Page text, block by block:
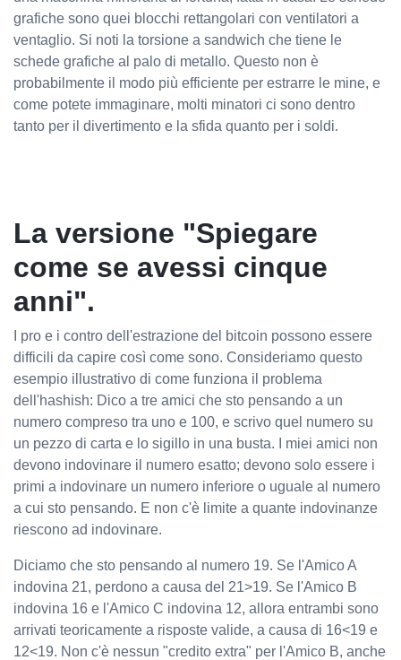
grafiche sono quei blocchi rettangolari con ventilatori a
ventaglio. Si noti la torsione a sandwich che tiene le
schede grafiche al palo di metallo. Questo non è
probabilmente il modo più efficiente per estrarre le mine, e
come potete immaginare, molti minatori ci sono dentro
tanto per il divertimento e la sfida quanto per i soldi.
La versione "Spiegare
come se avessi cinque
anni".
I pro e i contro dell'estrazione del bitcoin possono essere
difficili da capire così come sono. Consideriamo questo
esempio illustrativo di come funziona il problema
dell'hashish: Dico a tre amici che sto pensando a un
numero compreso tra uno e 100, e scrivo quel numero su
un pezzo di carta e lo sigillo in una busta. I miei amici non
devono indovinare il numero esatto; devono solo essere i
primi a indovinare un numero inferiore o uguale al numero
a cui sto pensando. E non c'è limite a quante indovinanze
riescono ad indovinare.
Diciamo che sto pensando al numero 19. Se l'Amico A
indovina 21, perdono a causa del 21>19. Se l'Amico B
indovina 16 e l'Amico C indovina 12, allora entrambi sono
arrivati teoricamente a risposte valide, a causa di 16<19 e
12<19. Non c'è nessun "credito extra" per l'Amico B, anche